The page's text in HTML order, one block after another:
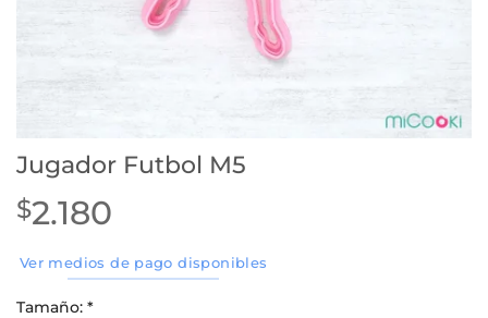
Jugador Futbol M5
$2.180
Ver medios de pago disponibles
Tamaño: *